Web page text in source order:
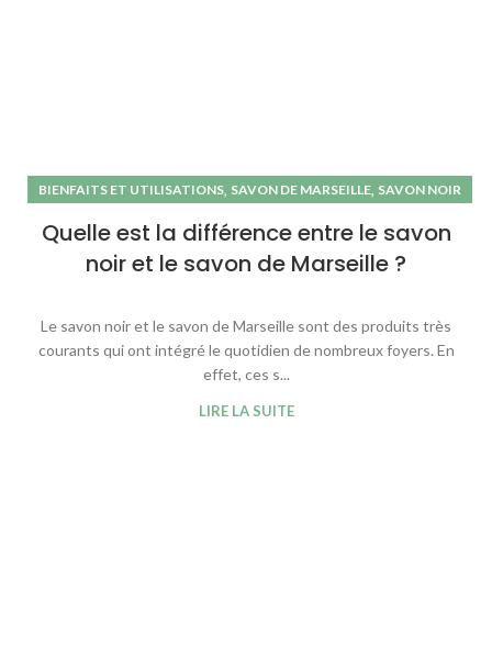
BIENFAITS ET UTILISATIONS, SAVON DE MARSEILLE, SAVON NOIR
Quelle est la différence entre le savon
noir et le savon de Marseille ?
Le savon noir et le savon de Marseille sont des produits très
courants qui ont intégré le quotidien de nombreux foyers. En
effet, ces s...
LIRE LA SUITE